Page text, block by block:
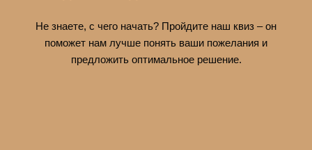
Не знаете, с чего начать? Пройдите наш квиз – он
поможет нам лучше понять ваши пожелания и
предложить оптимальное решение.